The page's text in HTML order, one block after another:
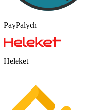
PayPalych
Heleket